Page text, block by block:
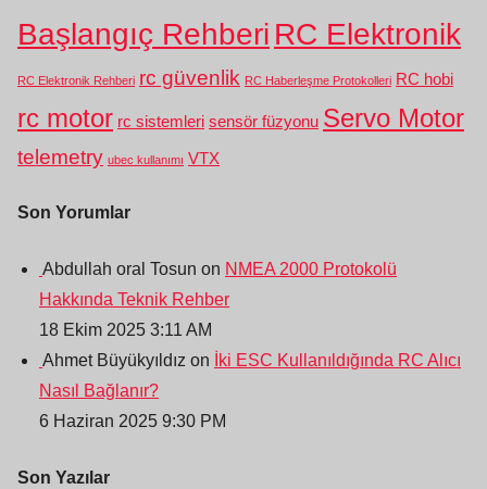
Başlangıç Rehberi RC Elektronik
RC Elektronik Rehberi rc güvenlik RC Haberleşme Protokolleri RC hobi
rc motor rc sistemleri sensör füzyonu Servo Motor
telemetry ubec kullanımı VTX
Son Yorumlar
Abdullah oral Tosun on NMEA 2000 Protokolü
Hakkında Teknik Rehber
18 Ekim 2025 3:11 AM
Ahmet Büyükyıldız on
İki ESC Kullanıldığında RC Alıcı
Nasıl Bağlanır?
6 Haziran 2025 9:30 PM
Son Yazılar